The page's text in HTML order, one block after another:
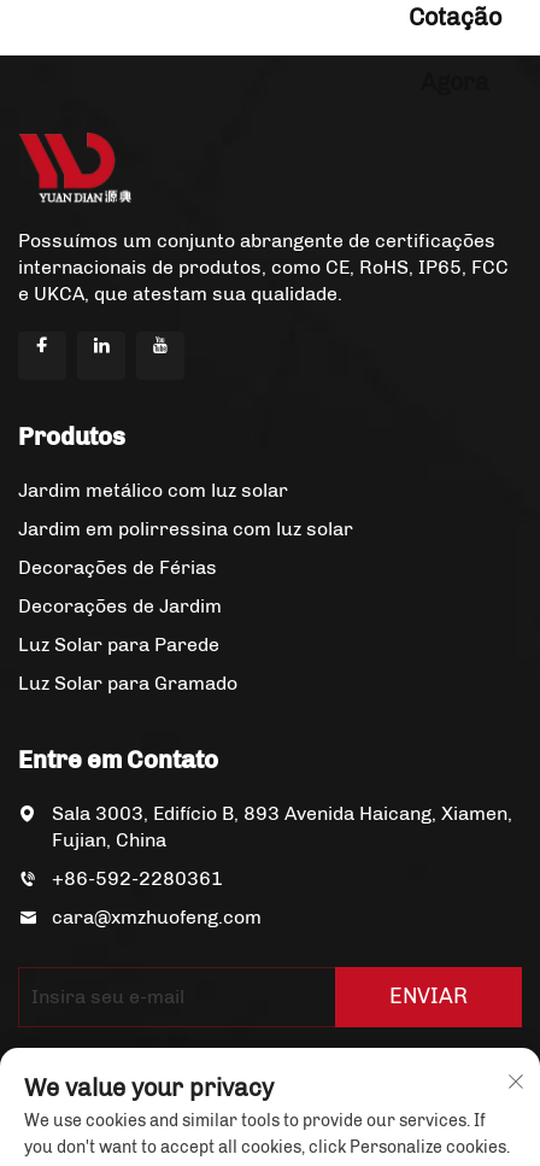
Cotação
Possuímos um conjunto abrangente de certificações
internacionais de produtos, como CE, RoHS, IP65, FCC
e UKCA, que atestam sua qualidade.
Produtos
Jardim metálico com luz solar
Jardim em polirressina com luz solar
Decorações de Férias
Decorações de Jardim
Luz Solar para Parede
Luz Solar para Gramado
Entre em Contato
Sala 3003, Edifício B, 893 Avenida Haicang, Xiamen,
Fujian, China
+86-592-2280361
cara@xmzhuofeng.com
ENVIAR
We value your privacy
We use cookies and similar tools to provide our services. If
you don't want to accept all cookies, click Personalize cookies.